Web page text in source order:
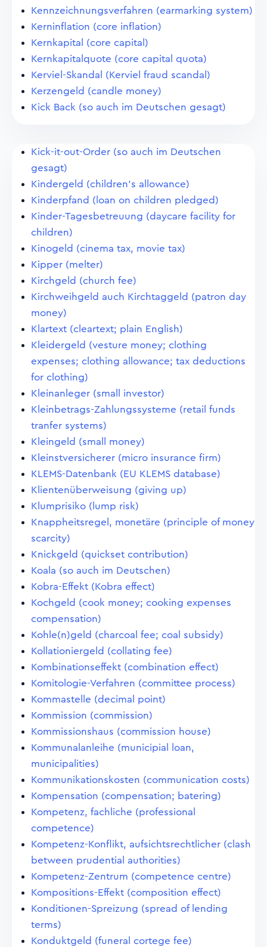
Kennzeichnungsverfahren (earmarking system)
Kerninflation (core inflation)
Kernkapital (core capital)
Kernkapitalquote (core capital quota)
Kerviel-Skandal (Kerviel fraud scandal)
Kerzengeld (candle money)
Kick Back (so auch im Deutschen gesagt)
Kick-it-out-Order (so auch im Deutschen
gesagt)
Kindergeld (children's allowance)
Kinderpfand (loan on children pledged)
Kinder-Tagesbetreuung (daycare facility for
children)
Kinogeld (cinema tax, movie tax)
Kipper (melter)
Kirchgeld (church fee)
Kirchweihgeld auch Kirchtaggeld (patron day
money)
Klartext (cleartext; plain English)
Kleidergeld (vesture money; clothing
expenses; clothing allowance; tax deductions
for clothing)
Kleinanleger (small investor)
Kleinbetrags-Zahlungssysteme (retail funds
tranfer systems)
Kleingeld (small money)
Kleinstversicherer (micro insurance firm)
KLEMS-Datenbank (EU KLEMS database)
Klientenüberweisung (giving up)
Klumprisiko (lump risk)
Knappheitsregel, monetäre (principle of money
scarcity)
Knickgeld (quickset contribution)
Koala (so auch im Deutschen)
Kobra-Effekt (Kobra effect)
Kochgeld (cook money; cooking expenses
compensation)
Kohle(n)geld (charcoal fee; coal subsidy)
Kollationiergeld (collating fee)
Kombinationseffekt (combination effect)
Komitologie-Verfahren (committee process)
Kommastelle (decimal point)
Kommission (commission)
Kommissionshaus (commission house)
Kommunalanleihe (municipial loan,
municipalities)
Kommunikationskosten (communication costs)
Kompensation (compensation; batering)
Kompetenz, fachliche (professional
competence)
Kompetenz-Konflikt, aufsichtsrechtlicher (clash
between prudential authorities)
Kompetenz-Zentrum (competence centre)
Kompositions-Effekt (composition effect)
Konditionen-Spreizung (spread of lending
terms)
Konduktgeld (funeral cortege fee)